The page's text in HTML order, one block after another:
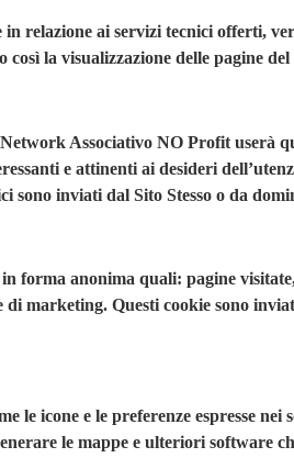
in relazione ai servizi tecnici offerti,
la visualizzazione delle pagine del
Associativo NO Profit userà
e attinenti ai desideri
sono inviati dal Sito Stesso o da
forma anonima quali: pagine
marketing. Questi cookie sono
le icone e le preferenze espresse nei
le mappe e ulteriori software